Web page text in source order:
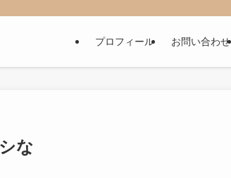
プロフィール お問い合わせ
な